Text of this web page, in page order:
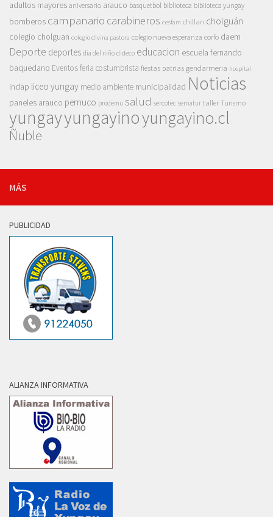
adultos mayores aniversario arauco basquetbol biblioteca biblioteca yungay
bomberos campanario carabineros cesfam chillan cholguán
colegio cholguan colegio divina pastora colegio nueva esperanza corfo daem
Deporte deportes dia del niño dideco educacion escuela fernando
baquedano Eventosferia costumbrista fiestas patrias gendarmeria hospital
indap liceo yungay medio ambiente municipalidad Noticias
paneles arauco pemuco prodemu salud sercotec sernatur taller Turismo
yungayyungayinoyungayino.cl
Ñuble
MÁS
PUBLICIDAD
ALIANZA INFORMATIVA